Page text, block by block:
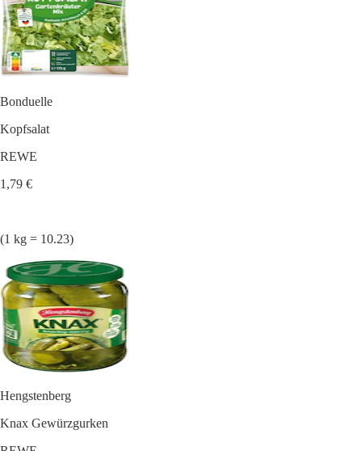
Bonduelle
Kopfsalat
REWE
1,79 €
(1 kg = 10.23)
Hengstenberg
Knax Gewürzgurken